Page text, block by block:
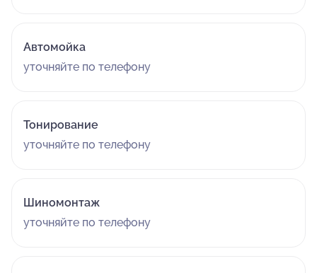
Автомойка
уточняйте по телефону
Тонирование
уточняйте по телефону
Шиномонтаж
уточняйте по телефону